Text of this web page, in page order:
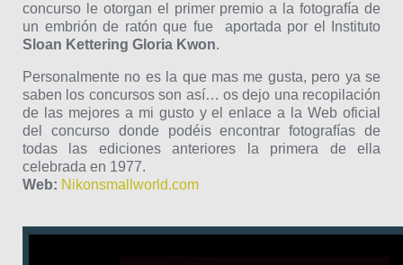
concurso le otorgan el primer premio a la fotografía de
un embrión de ratón que fue
aportada por el Instituto
Sloan Kettering Gloria Kwon.
Personalmente no es la que mas me gusta, pero ya se
saben los concursos son así… os dejo una recopilación
de las mejores a mi gusto y el enlace a la Web oficial
del concurso donde podéis encontrar fotografías de
todas las ediciones anteriores la primera de ella
celebrada en 1977.
Web: Nikonsmallworld.com